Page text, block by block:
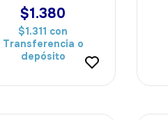
$1.380
$1.311 con
Transferencia o
depósito